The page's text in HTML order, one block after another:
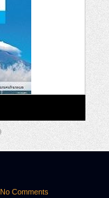
No Comments